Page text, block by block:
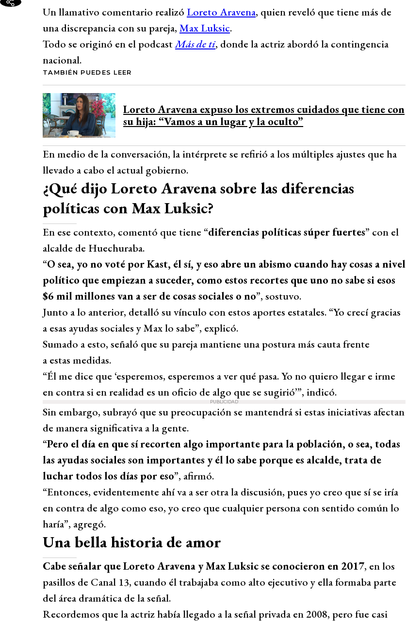
La actriz Loreto Aravena reveló en el podcast Más de ti que tiene “diferencias políticas
súper fuertes” con su pareja, el alcalde Max Luksic, debido a sus posturas respecto al
gobierno y sus ajustes. Aravena expresó su preocupación por posibles recortes en
ayudas sociales y mencionó que Luksic se muestra más cauteloso ante estas medidas.
A pesar de estas discrepancias, la pareja mantiene una sólida relación desde que se
conocieron en Canal 13 en 2017, formando una familia junto a su hija Ema.
Un llamativo comentario realizó Loreto Aravena, quien reveló que tiene más de
una discrepancia con su pareja, Max Luksic.
Todo se originó en el podcastMás de ti, donde la actriz abordó la contingencia
nacional.
TAMBIÉN PUEDES LEER
Loreto Aravena expuso los extremos cuidados que tiene con
su hija: “Vamos a un lugar y la oculto”
En medio de la conversación, la intérprete se refirió a los múltiples ajustes que ha
llevado a cabo el actual gobierno.
¿Qué dijo Loreto Aravena sobre las diferencias
políticas con Max Luksic?
En ese contexto, comentó que tiene “diferencias políticas súper fuertes” con el
alcalde de Huechuraba.
“O sea, yo no voté por Kast, él sí, y eso abre un abismo cuando hay cosas a nivel
político que empiezan a suceder, como estos recortes que uno no sabe si esos
$6 mil millones van a ser de cosas sociales o no”, sostuvo.
Junto a lo anterior, detalló su vínculo con estos aportes estatales. “Yo crecí gracias
a esas ayudas sociales y Max lo sabe”, explicó.
Sumado a esto, señaló que su pareja mantiene una postura más cauta frente
a estas medidas.
“Él me dice que ‘esperemos, esperemos a ver qué pasa. Yo no quiero llegar e irme
en contra si en realidad es un oficio de algo que se sugirió’”, indicó.
PUBLICIDAD
Sin embargo, subrayó que su preocupación se mantendrá si estas iniciativas afectan
de manera significativa a la gente.
“Pero el día en que sí recorten algo importante para la población, o sea, todas
las ayudas sociales son importantes y él lo sabe porque es alcalde, trata de
luchar todos los días por eso”, afirmó.
“Entonces, evidentemente ahí va a ser otra la discusión, pues yo creo que sí se iría
en contra de algo como eso, yo creo que cualquier persona con sentido común lo
haría”, agregó.
Una bella historia de amor
Cabe señalar que Loreto Aravena y Max Luksic se conocieron en 2017, en los
pasillos de Canal 13, cuando él trabajaba como alto ejecutivo y ella formaba parte
del área dramática de la señal.
Recordemos que la actriz había llegado a la señal privada en 2008, pero fue casi